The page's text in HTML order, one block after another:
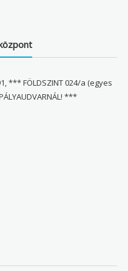
*** FÖLDSZINT 024/a (egyes
***